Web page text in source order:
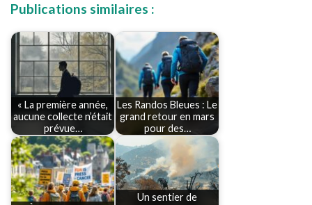
Publications similaires :
« La première année,
aucune collecte n’était
prévue…
Les Randos Bleues : Le
grand retour en mars
pour des…
Un sentier de